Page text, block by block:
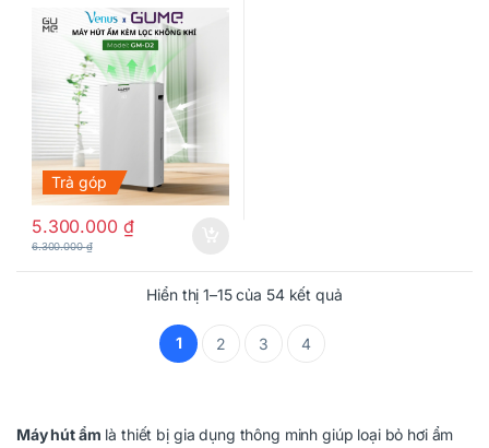
Trả góp
5.300.000 ₫
6.300.000₫
Hiển thị 1–15 của 54 kết quả
1 2 3 4
Máy hút ẩm là thiết bị gia dụng thông minh giúp loại bỏ hơi ẩm